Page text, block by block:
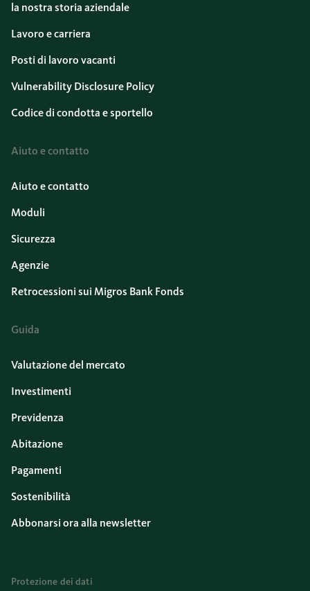
la nostra storia aziendale
Lavoro e carriera
Posti di lavoro vacanti
Vulnerability Disclosure Policy
Codice di condotta e sportello
Aiuto e contatto
Aiuto e contatto
Moduli
Sicurezza
Agenzie
Retrocessioni sui Migros Bank Fonds
Guida
Valutazione del mercato
Investimenti
Previdenza
Abitazione
Pagamenti
Sostenibilità
Abbonarsi ora alla newsletter
Protezione dei dati